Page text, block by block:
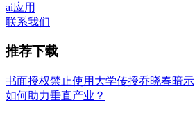
ai应用
联系我们
推荐下载
书面授权禁止使用大学传授乔晓春暗示
如何助力垂直产业？